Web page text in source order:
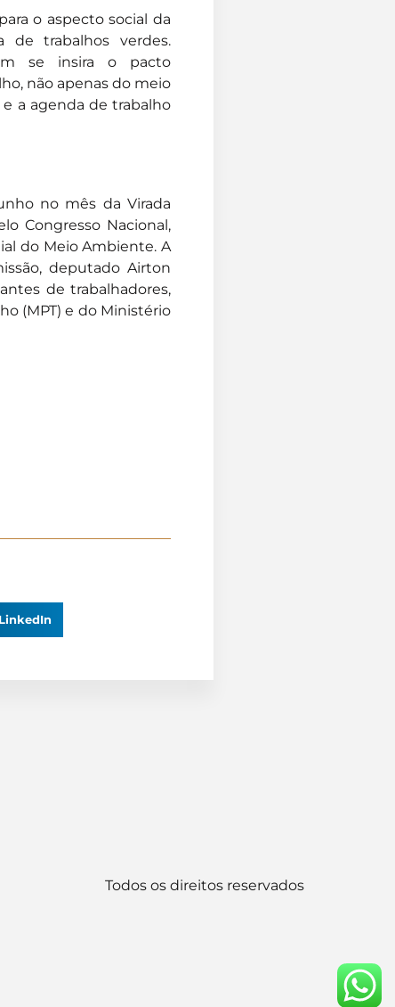
o aspecto social da
de trabalhos verdes.
se insira o pacto
não apenas do meio
a agenda de trabalho
no mês da Virada
Congresso Nacional,
do Meio Ambiente. A
deputado Airton
de trabalhadores,
(MPT) e do Ministério
LinkedIn
Todos os direitos reservados